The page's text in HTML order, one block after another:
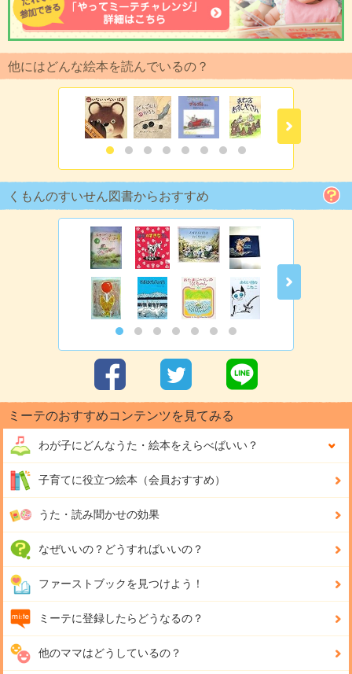
他にはどんな絵本を読んでいるの？
くもんのすいせん図書からおすすめ
ミーテのおすすめコンテンツを見てみる
わが子にどんなうた・絵本をえらべばいい？
子育てに役立つ絵本（会員おすすめ）
うた・読み聞かせの効果
なぜいいの？どうすればいいの？
ファーストブックを見つけよう！
ミーテに登録したらどうなるの？
他のママはどうしているの？